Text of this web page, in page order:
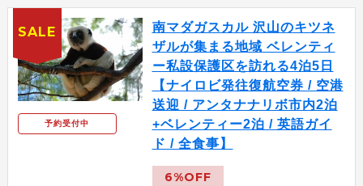
予約受付中
南マダガスカル 沢山のキツネ
ザルが集まる地域 ベレンティ
ー私設保護区を訪れる4泊5日
【ナイロビ発往復航空券 / 空港
送迎 / アンタナナリボ市内2泊
+ベレンティー2泊 / 英語ガイ
ド / 全食事】
6%OFF
SALE